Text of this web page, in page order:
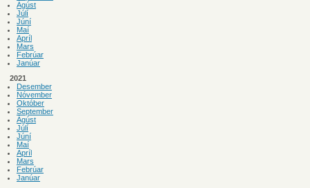
Ágúst
Júlí
Júní
Maí
Apríl
Mars
Febrúar
Janúar
2021
Desember
Nóvember
Október
September
Ágúst
Júlí
Júní
Maí
Apríl
Mars
Febrúar
Janúar